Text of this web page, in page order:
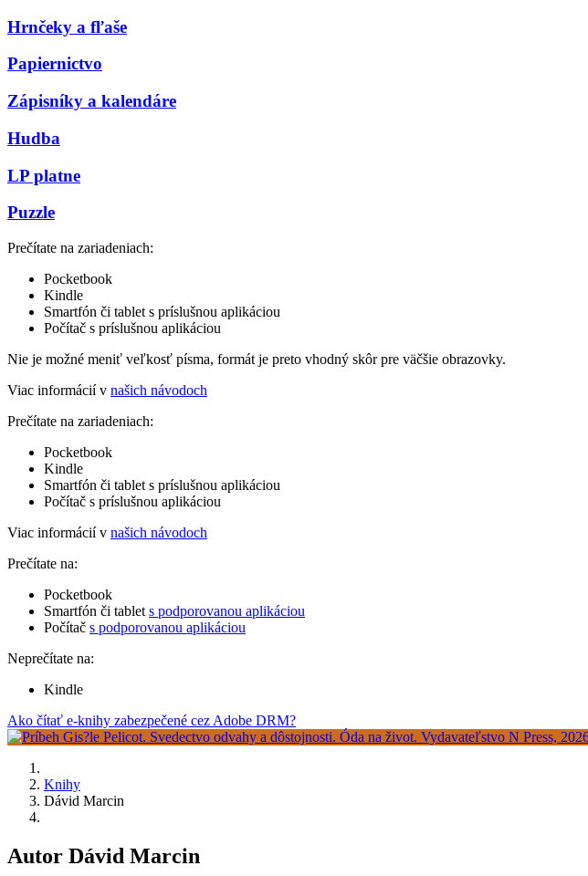
Hrnčeky a fľaše
Papiernictvo
Zápisníky a kalendáre
Hudba
LP platne
Puzzle
Prečítate na zariadeniach:
Pocketbook
Kindle
Smartfón či tablet s príslušnou aplikáciou
Počítač s príslušnou aplikáciou
Nie je možné meniť veľkosť písma, formát je preto vhodný skôr pre väčšie obrazovky.
Viac informácií v našich návodoch
Prečítate na zariadeniach:
Pocketbook
Kindle
Smartfón či tablet s príslušnou aplikáciou
Počítač s príslušnou aplikáciou
Viac informácií v našich návodoch
Prečítate na:
Pocketbook
Smartfón či tablet s podporovanou aplikáciou
Počítač s podporovanou aplikáciou
Neprečítate na:
Kindle
Ako čítať e-knihy zabezpečené cez Adobe DRM?
Knihy
Dávid Marcin
Autor Dávid Marcin